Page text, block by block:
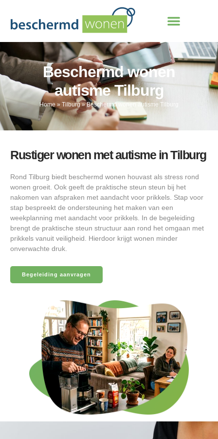
Beschermd wonen
autisme Tilburg
Home» Tilburg»Beschermd wonen autisme Tilburg
Rustiger wonen met autisme in Tilburg
Rond Tilburg biedt beschermd wonen houvast als stress rond
wonen groeit. Ook geeft de praktische steun steun bij het
nakomen van afspraken met aandacht voor prikkels. Stap voor
stap bespreekt de ondersteuning het maken van een
weekplanning met aandacht voor prikkels. In de begeleiding
brengt de praktische steun structuur aan rond het omgaan met
prikkels vanuit veiligheid. Hierdoor krijgt wonen minder
onverwachte druk.
Begeleiding aanvragen